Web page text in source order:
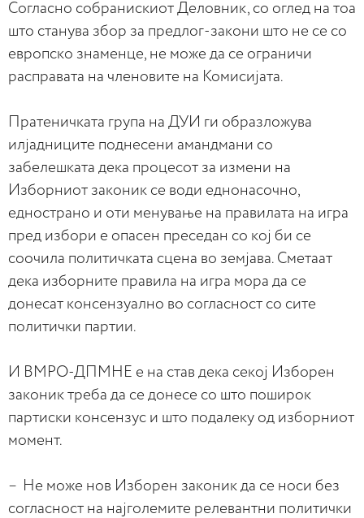
Согласно собранискиот Деловник, со оглед на тоа
што станува збор за предлог-закони што не се со
европско знаменце, не може да се ограничи
расправата на членовите на Комисијата.
Пратеничката група на ДУИ ги образложува
илјадниците поднесени амандмани со
забелешката дека процесот за измени на
Изборниот законик се води еднонасочно,
еднострано и оти менување на правилата на игра
пред избори е опасен преседан со кој би се
соочила политичката сцена во земјава. Сметаат
дека изборните правила на игра мора да се
донесат консензуално во согласност со сите
политички партии.
И ВМРО-ДПМНЕ е на став дека секој Изборен
законик треба да се донесе со што поширок
партиски консензус и што подалеку од изборниот
момент.
– Не може нов Изборен законик да се носи без
согласност на најголемите релевантни политички